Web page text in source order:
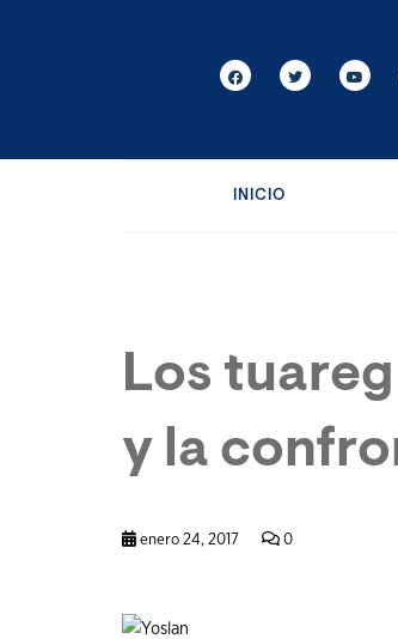
INICIO
Los
y la
enero 24, 2017 0